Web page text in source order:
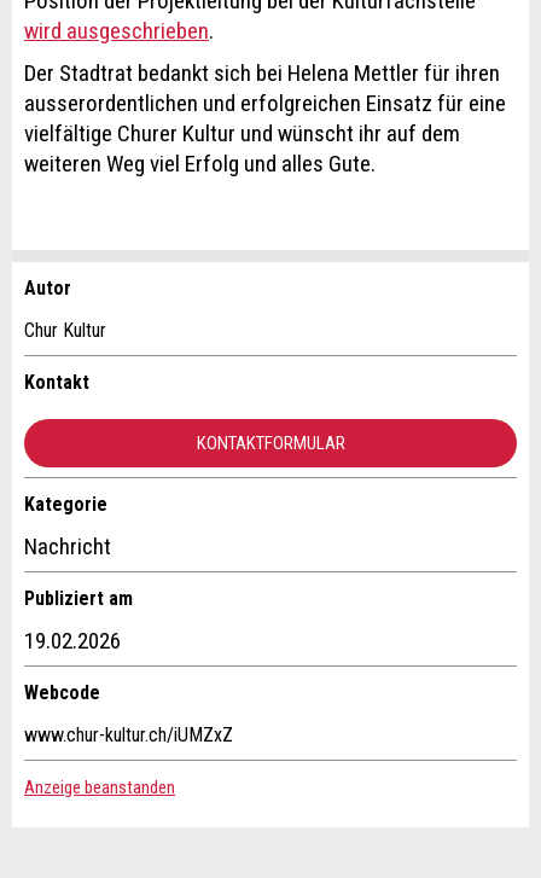
wird ausgeschrieben.
Der Stadtrat bedankt sich bei Helena Mettler für ihren
ausserordentlichen und erfolgreichen Einsatz für eine
vielfältige Churer Kultur und wünscht ihr auf dem
weiteren Weg viel Erfolg und alles Gute.
Anzeige beanstanden
Ihr Feedback wird sehr geschätzt!
Allgemeines Feedback
Anzeige nicht mehr gültig
Anzeige unvollständig
Anzeige weiterempfehlen
Empfehlen Sie diese Anzeige an Freunde weiter.
* Eingabe erforderlich
Autor
Chur Kultur
Kontakt
KONTAKTFORMULAR
Kontakt
Verfassen Sie eine Nachricht für die Kontaktpersonen dieser
Kategorie
Nachricht
Publiziert am
19.02.2026
Webcode
www.chur-kultur.ch/iUMZxZ
Anzeige beanstanden